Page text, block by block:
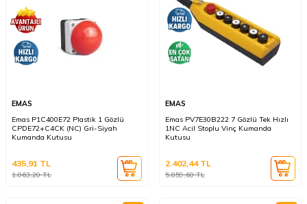
EMAS
Emas P1C400E72 Plastik 1 Gözlü
CPDE72+C4CK (NC) Gri-Siyah
Kumanda Kutusu
1.063,20TL
435,91 TL
EMAS
Emas PV7E30B222 7 Gözlü Tek Hızlı
1NC Acil Stoplu Vinç Kumanda
Kutusu
5.859,60TL
2.402,44TL